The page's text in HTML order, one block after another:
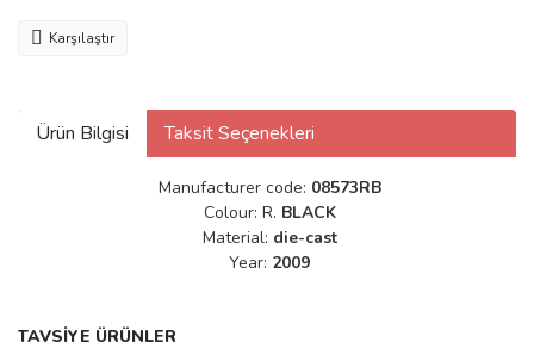
Karşılaştır
Ürün Bilgisi Taksit Seçenekleri
Manufacturer code: 08573RB
Colour: R. BLACK
Material: die-cast
Year: 2009
TAVSİYE ÜRÜNLER